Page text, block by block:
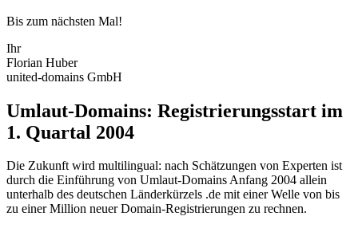
Bis zum nächsten Mal!
Ihr
Florian Huber
united-domains GmbH
Umlaut-Domains: Registrierungsstart im
1. Quartal 2004
Die Zukunft wird multilingual: nach Schätzungen von Experten ist
durch die Einführung von Umlaut-Domains Anfang 2004 allein
unterhalb des deutschen Länderkürzels .de mit einer Welle von bis
zu einer Million neuer Domain-Registrierungen zu rechnen.